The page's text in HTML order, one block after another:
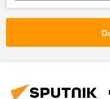
Ekonomika